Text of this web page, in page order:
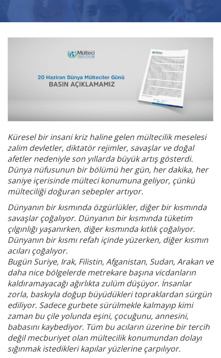
Küresel bir insani kriz haline gelen mültecilik meselesi
zalim devletler, diktatör rejimler, savaşlar ve doğal
afetler nedeniyle son yıllarda büyük artış gösterdi.
Dünya nüfusunun bir bölümü her gün, her dakika, her
saniye içerisinde mülteci konumuna geliyor, çünkü
mülteciliği doğuran sebepler artıyor.
Dünyanın bir kısmında özgürlükler, diğer bir kısmında
savaşlar çoğalıyor. Dünyanın bir kısmında tüketim
çılgınlığı yaşanırken, diğer kısmında kıtlık çoğalıyor.
Dünyanın bir kısmı refah içinde yüzerken, diğer kısmın
acıları çoğalıyor.
Bugün Suriye, Irak, Filistin, Afganistan, Sudan, Arakan ve
daha nice bölgelerde metrekare başına vicdanların
kaldıramayacağı ağırlıkta zulüm düşüyor. İnsanlar
zorla, baskıyla doğup büyüdükleri topraklardan sürgün
ediliyor. Sadece gurbete sürülmekle kalmayıp kimi
zaman bu çile yolunda eşini, çocuğunu, annesini,
babasını kaybediyor. Tüm bu acıların üzerine bir tercih
değil mecburiyet olan mültecilik konumundan dolayı
sığınmak istedikleri kapılar yüzlerine çarpılıyor.
Yayınlar